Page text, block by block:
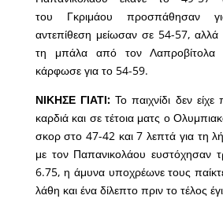
του Γκριμάου προσπάθησαν
αντεπίθεση μείωσαν σε 54-57, αλλά
τη μπάλα από τον Λαπροβίτολα
κάρφωσε για το 54-59.
ΝΙΚΗΣΕ ΓΙΑΤΙ:Το παιχνίδι δεν είχε
καρδιά και σε τέτοια ματς ο
σκορ στο 47-42 και 7 λεπτά για τη
με τον Παπανικολάου ευστόχησαν
6.75, η άμυνα υποχρέωνε τους
λάθη και ένα δίλεπτο πριν το τέλος